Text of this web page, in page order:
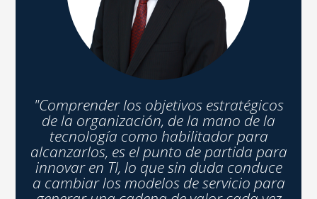
"Comprender los objetivos estratégicos
de la organización, de la mano de la
tecnología como habilitador para
alcanzarlos, es el punto de partida para
innovar en TI, lo que sin duda conduce
a cambiar los modelos de servicio para